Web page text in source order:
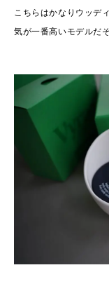
こちらはかなりウッデ
気が一番高いモデルだそ